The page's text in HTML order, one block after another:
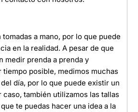
tomadas a mano, por lo que puede
en la realidad. A pesar de que
medir prenda a prenda y
tiempo posible, medimos muchas
día, por lo que puede existir un
caso, también utilizamos las tallas
te puedas hacer una idea a la